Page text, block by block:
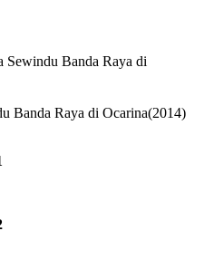
Sewindu Banda Raya di
Banda Raya di Ocarina(2014)